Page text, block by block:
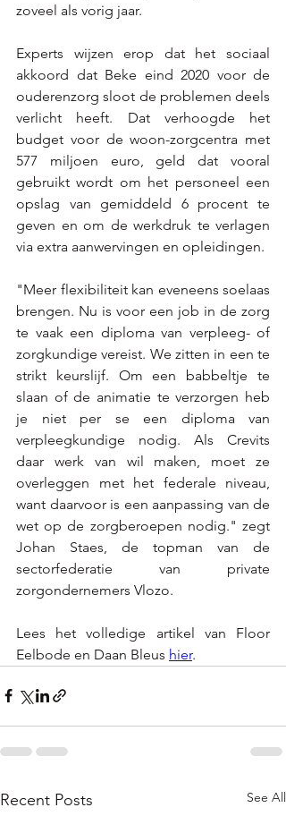
zoveel als vorig jaar.
Experts wijzen erop dat het sociaal
akkoord dat Beke eind 2020 voor de
ouderenzorg sloot de problemen deels
verlicht heeft. Dat verhoogde het
budget voor de woon-zorgcentra met
577 miljoen euro, geld dat vooral
gebruikt wordt om het personeel een
opslag van gemiddeld 6 procent te
geven en om de werkdruk te verlagen
via extra aanwervingen en opleidingen.
"Meer flexibiliteit kan eveneens soelaas
brengen. Nu is voor een job in de zorg
te vaak een diploma van verpleeg- of
zorgkundige vereist. We zitten in een te
strikt keurslijf. Om een babbeltje te
slaan of de animatie te verzorgen heb
je niet per se een diploma van
verpleegkundige nodig. Als Crevits
daar werk van wil maken, moet ze
overleggen met het federale niveau,
want daarvoor is een aanpassing van de
wet op de zorgberoepen nodig." zegt
Johan Staes, de topman van de
sectorfederatie van private
zorgondernemers Vlozo.
Lees het volledige artikel van Floor
Eelbode en Daan Bleus hier.
Recent Posts See All